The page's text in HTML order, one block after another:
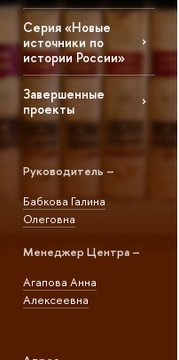
Серия «Новые
источники по
истории России»
Завершенные
проекты
Руководитель –
Бабкова Галина
Олеговна
Менеджер Центра –
Агапова Анна
Алексеевна